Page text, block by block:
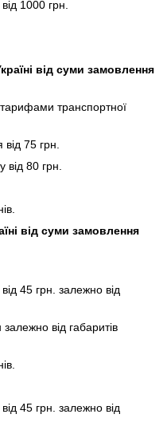
1000 грн.
від суми замовлення
тарифами транспортної
75 грн.
80 грн.
від суми замовлення
45 грн. залежно від
від габаритів
45 грн. залежно від